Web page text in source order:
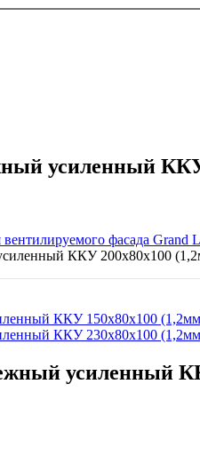
усиленный
фасада Grand
ККУ 200x80x100
ККУ 150х80х100
ККУ 230x80x100
усиленный